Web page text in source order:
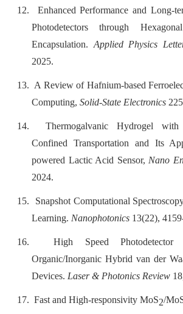
12.
Enhanced Performance and Long-
Photodetectors through
Encapsulation. Applied Physics
2025.
13. A Review of Hafnium-based
Computing, Solid-State Electronics
14.
Thermogalvanic Hydrogel
Confined Transportation and Its
powered Lactic Acid Sensor, Nano
2024.
15.
Snapshot Computational
Learning. Nanophotonics 13(22),
16.
High Speed
Organic/Inorganic Hybrid van der
Devices. Laser & Photonics Review
17. Fast and High-responsivity MoS2/